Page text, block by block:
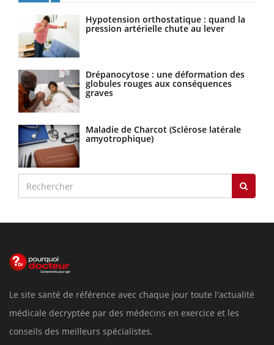
Hypotension orthostatique : quand la
pression artérielle chute au lever
Drépanocytose : une déformation des
globules rouges aux conséquences
graves
Maladie de Charcot (Sclérose latérale
amyotrophique)
Le site santé de référence avec chaque jour toute l'actualité
médicale decryptée par des médecins en exercice et les
conseils des meilleurs spécialistes.